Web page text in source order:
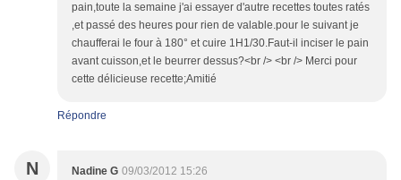
pain,toute la semaine j'ai essayer d'autre recettes toutes ratés
,et passé des heures pour rien de valable.pour le suivant je
chaufferai le four à 180° et cuire 1H1/30.Faut-il inciser le pain
avant cuisson,et le beurrer dessus?<br /> <br /> Merci pour
cette délicieuse recette;Amitié
Répondre
N Nadine G 09/03/2012 15:26